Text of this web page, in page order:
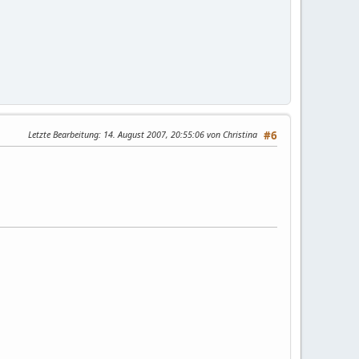
#6
Letzte Bearbeitung: 14. August 2007, 20:55:06 von Christina